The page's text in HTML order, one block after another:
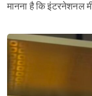
मानना है कि इंटरनेशनल